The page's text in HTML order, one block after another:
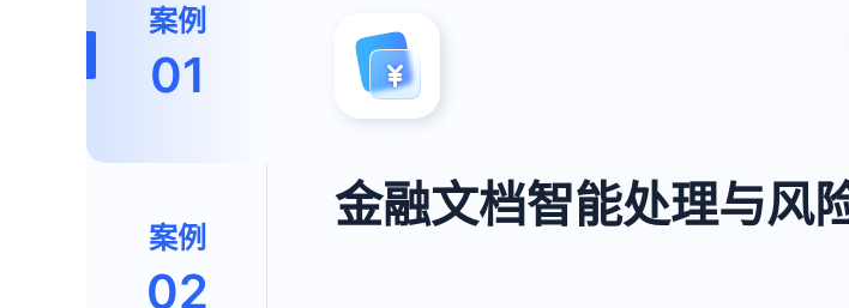
案例
01
案例
02
金融文档智能处理与风